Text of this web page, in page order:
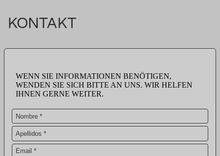
KONTAKT
WENN SIE INFORMATIONEN BENÖTIGEN,
WENDEN SIE SICH BITTE AN UNS. WIR HELFEN
IHNEN GERNE WEITER.